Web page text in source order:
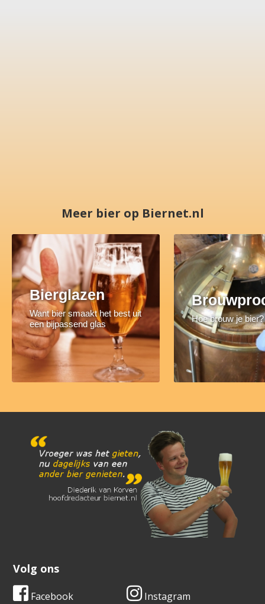
Meer bier op Biernet.nl
Bierglazen
Want bier smaakt het best uit
een bijpassend glas
Hoe brouw je bier?
Volg ons
Facebook Instagram